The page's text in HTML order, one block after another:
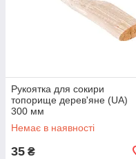
Рукоятка для сокири
топорище дерев'яне (UA)
300 мм
Немає в наявності
35 ₴